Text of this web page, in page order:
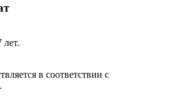
в соответствии с